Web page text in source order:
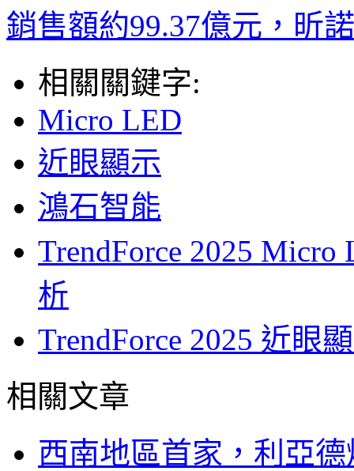
銷售額約99.37億元，昕
相關關鍵字:
Micro LED
近眼顯示
鴻石智能
TrendForce 2025
析
TrendForce 2025 近眼
相關文章
西南地區首家，利亞